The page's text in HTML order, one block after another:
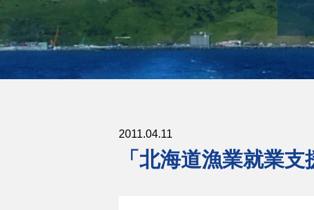
2011.04.11
「北海道漁業就業